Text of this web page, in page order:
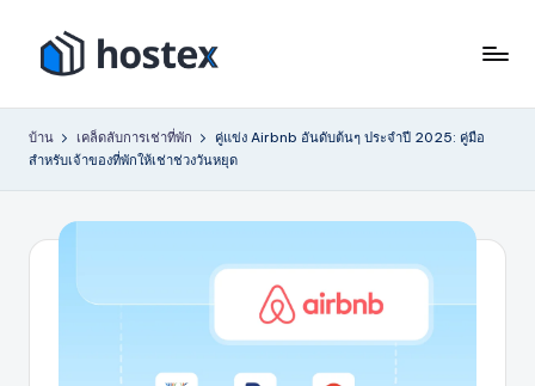
ที่
เนื้อหาฮ
เ
การ
หยุด
บ้าน เคล็ดลับการเช่าที่พัก
คู่แข่ง Airbnb อันดับต้นๆ ประจำปี 2025: คู่มือ
สำหรับเจ้าของที่พักให้เช่าช่วงวันหยุด